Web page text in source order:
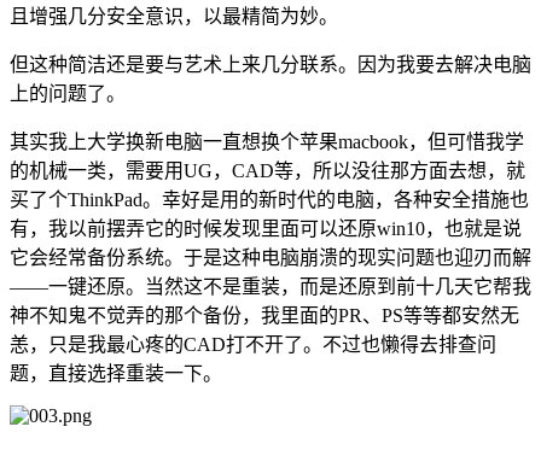
且增强几分安全意识，以最精简为妙。
但这种简洁还是要与艺术上来几分联系。因为我要去解决电脑
上的问题了。
其实我上大学换新电脑一直想换个苹果macbook，但可惜我学
的机械一类，需要用UG，CAD等，所以没往那方面去想，就
买了个ThinkPad。幸好是用的新时代的电脑，各种安全措施也
有，我以前摆弄它的时候发现里面可以还原win10，也就是说
它会经常备份系统。于是这种电脑崩溃的现实问题也迎刃而解
——一键还原。当然这不是重装，而是还原到前十几天它帮我
神不知鬼不觉弄的那个备份，我里面的PR、PS等等都安然无
恙，只是我最心疼的CAD打不开了。不过也懒得去排查问
题，直接选择重装一下。